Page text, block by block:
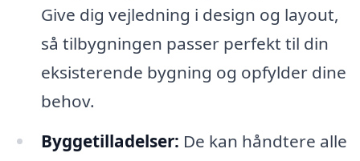
Give dig vejledning i design og layout,
så tilbygningen passer perfekt til din
eksisterende bygning og opfylder dine
behov.
Byggetilladelser: De kan håndtere alle